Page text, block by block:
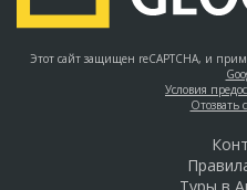
Этот сайт защищен reCAPTCHA, и
Условия
Отозвать